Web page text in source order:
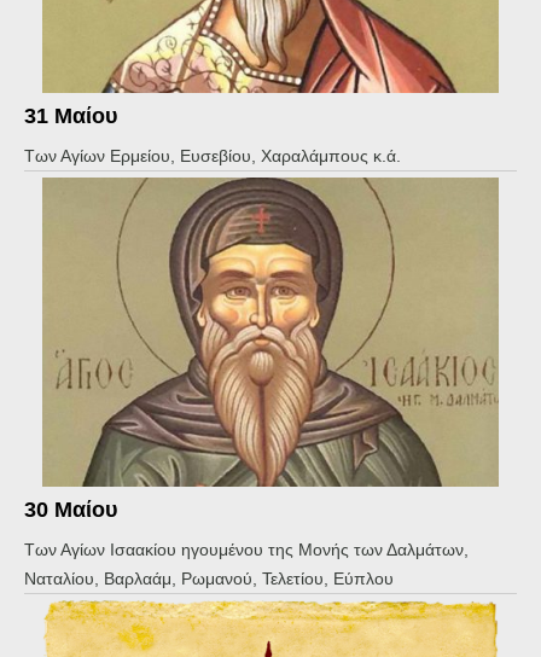
31 Μαίου
Των Αγίων Ερμείου, Ευσεβίου, Χαραλάμπους κ.ά.
30 Μαίου
Των Αγίων Ισαακίου ηγουμένου της Μονής των Δαλμάτων,
Ναταλίου, Βαρλαάμ, Ρωμανού, Τελετίου, Εύπλου